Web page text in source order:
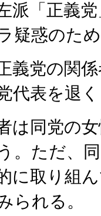
派「正義
疑惑のた
義党の関
代表を退
は同党の
。ただ、
に取り組
られる。